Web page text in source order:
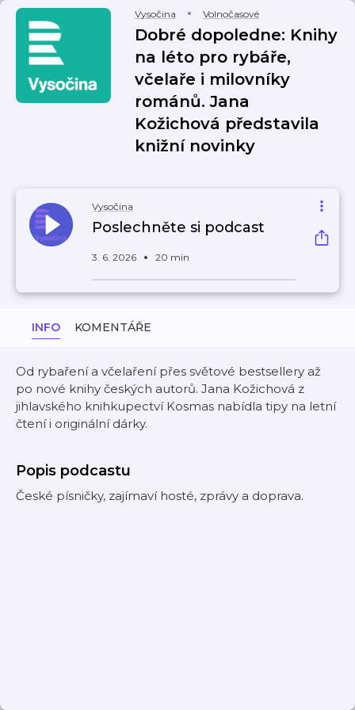
Vysočina Volnočasové
Dobré dopoledne: Knihy
na léto pro rybáře,
včelaře i milovníky
románů. Jana
Kožichová představila
knižní novinky
Vysočina
Poslechněte si podcast
3. 6. 2026 20 min
INFO KOMENTÁŘE
Od rybaření a včelaření přes světové bestsellery až
po nové knihy českých autorů. Jana Kožichová z
jihlavského knihkupectví Kosmas nabídla tipy na letní
čtení i originální dárky.
Popis podcastu
České písničky, zajímaví hosté, zprávy a doprava.